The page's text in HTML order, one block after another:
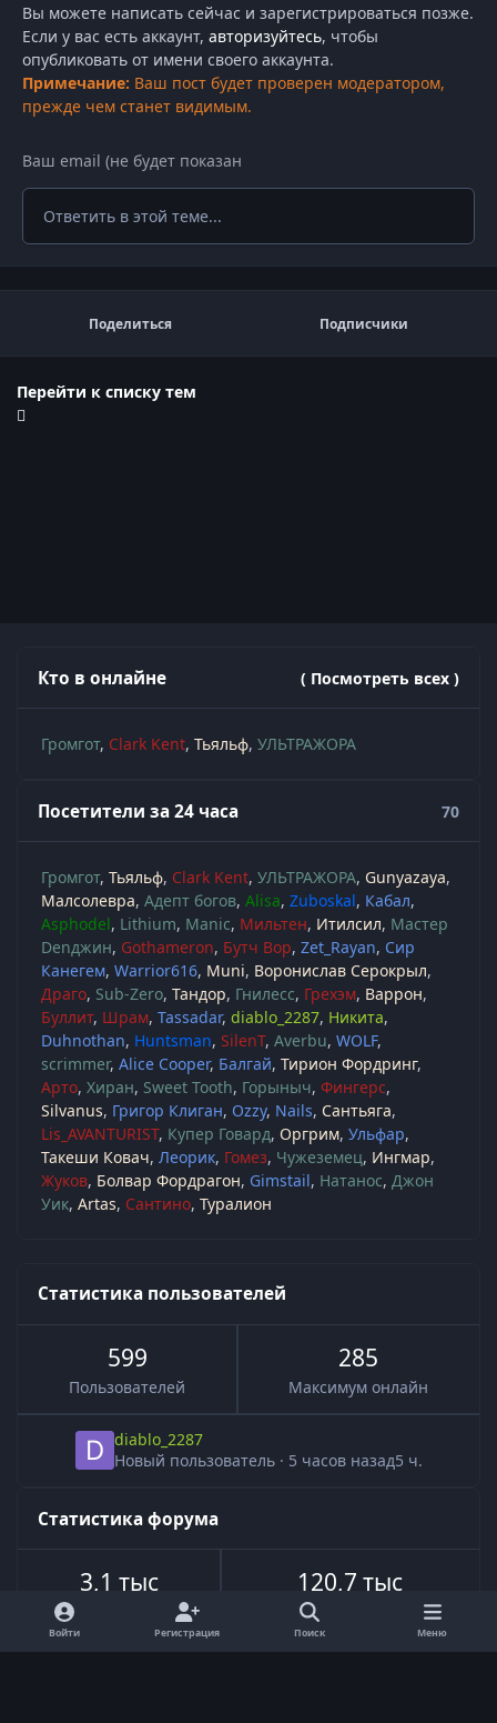
Вы можете написать сейчас и зарегистрироваться позже.
Если у вас есть аккаунт, авторизуйтесь, чтобы
опубликовать от имени своего аккаунта.
Примечание: Ваш пост будет проверен модератором,
прежде чем станет видимым.
Ответить в этой теме...
Поделиться Подписчики
Перейти к списку тем
Кто в онлайне ( Посмотреть всех )
Громгот Clark Kent Тьяльф УЛЬТРАЖОРА
Посетители за 24 часа 70
Громгот Тьяльф Clark Kent УЛЬТРАЖОРА Gunyazaya
Малсолевра Адепт богов Alisa Zuboskal Кабал
Asphodel Lithium Manic Мильтен Итилсил Мастер
Denджин Gothameron Бутч Вор Zet_Rayan Сир
Канегем Warrior616 Muni Воронислав Серокрыл
Драго Sub-Zero Тандор Гнилесс Грехэм Варрон
Буллит Шрам Tassadar diablo_2287 Никита
Duhnothan Huntsman SilenT Averbu WOLF
scrimmer Alice Cooper Балгай Тирион Фордринг
Арто Хиран Sweet Tooth Горыныч Фингерс
Silvanus Григор Клиган Ozzy Nails Сантьяга
Lis_AVANTURIST Купер Говард Оргрим Ульфар
Такеши Ковач Леорик Гомез Чужеземец Ингмар
Жуков Болвар Фордрагон Gimstail Натанос Джон
Уик Artas Сантино Туралион
Статистика пользователей
599
Пользователей
285
Максимум онлайн
diablo_2287
Новый пользователь · 5 часов назад5 ч.
Статистика форума
3,1 тыс
Всего сообщений
120,7 тыс
Войти Регистрация Поиск Меню